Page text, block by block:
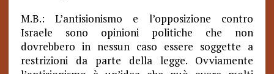
M.B.: L’antisionismo e l’opposizione contro
Israele sono opinioni politiche che non
dovrebbero in nessun caso essere soggette a
restrizioni da parte della legge. Ovviamente